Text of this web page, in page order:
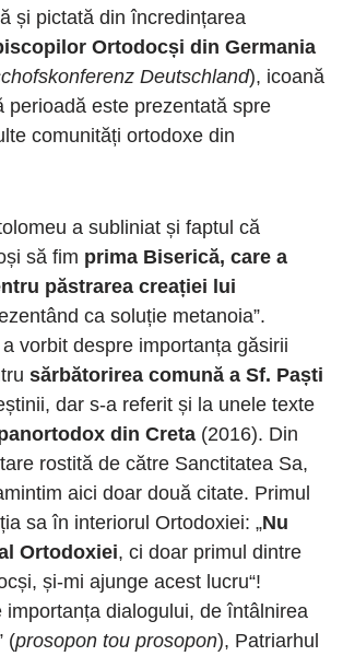
și pictată din încredințarea
Ortodocși din Germania
Deutschland), icoană
perioadă este prezentată spre
comunități ortodoxe din
a subliniat și faptul că
să fim prima Biserică, care a
păstrarea creației lui
ca soluție metanoia”.
vorbit despre importanța găsirii
sărbătorirea comună a Sf. Paști
dar s-a referit și la unele texte
din Creta (2016). Din
rostită de către Sanctitatea Sa,
aici doar două citate. Primul
sa în interiorul Ortodoxiei: „Nu
Ortodoxiei, ci doar primul dintre
și-mi ajunge acest lucru“!
importanța dialogului, de întâlnirea
(prosopon tou prosopon), Patriarhul